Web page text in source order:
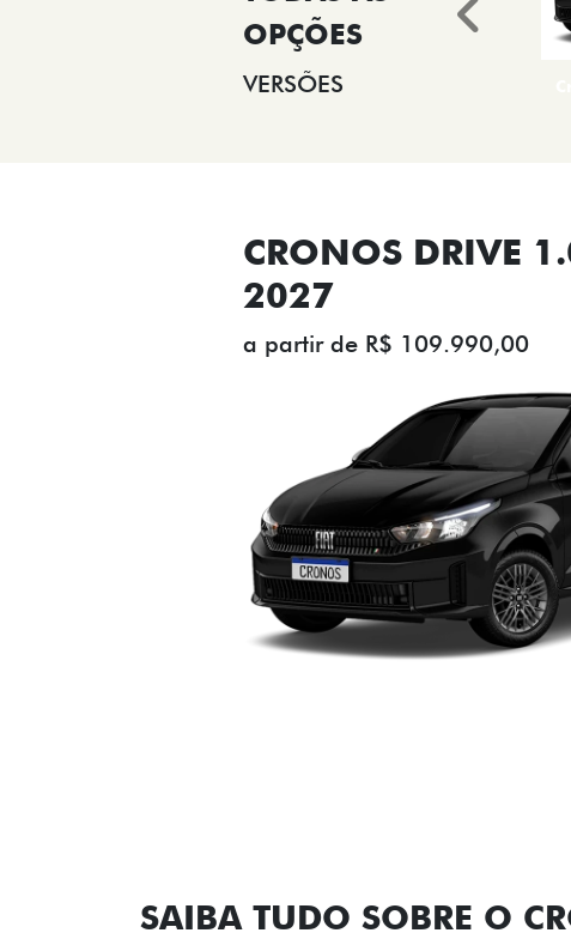
VERSÕES
CRONOS DRIVE
2027
a partir de R$ 109.990,00
SAIBA TUDO SOBRE O